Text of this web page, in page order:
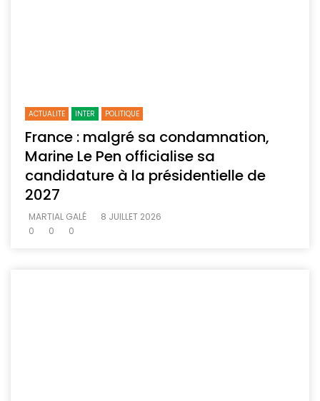
ACTUALITE INTER POLITIQUE
France : malgré sa condamnation,
Marine Le Pen officialise sa
candidature à la présidentielle de
2027
MARTIAL GALÉ
8 JUILLET 2026
0
0 0